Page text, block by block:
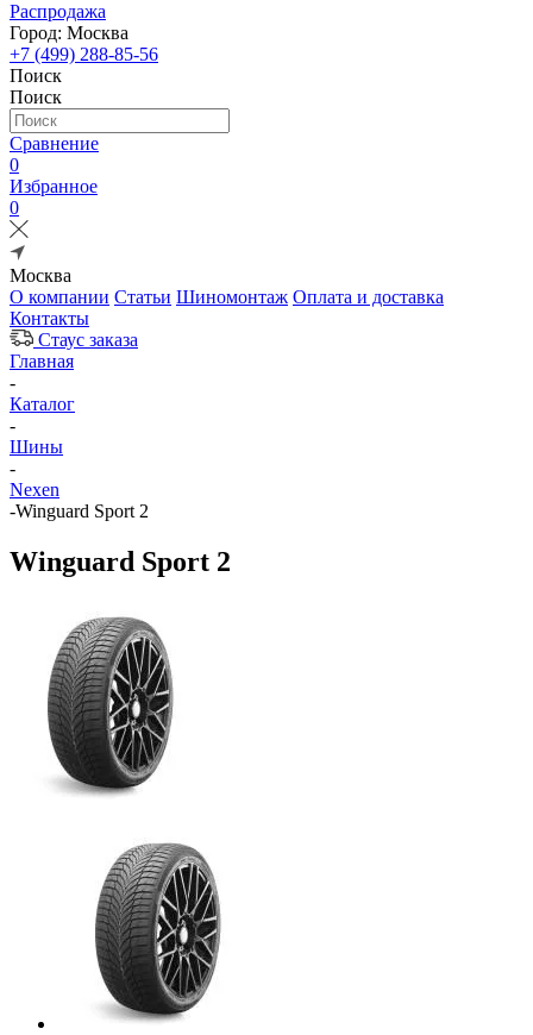
Распродажа
Город: Москва
+7 (499) 288-85-56
Поиск
Поиск
Сравнение
0
Избранное
0
Москва
О компании Статьи Шиномонтаж Оплата и доставка
Контакты
Стаус заказа
Главная
-
Каталог
-
Шины
-
Nexen
-Winguard Sport 2
Winguard Sport 2